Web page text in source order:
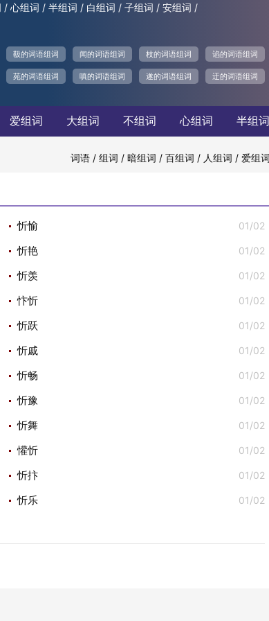
/ 心组词 / 半组词 / 白组词 / 子组词 / 安组词 /
靸的词语组词 闻的词语组词 枝的词语组词 谄的词语组词
苑的词语组词 嗔的词语组词 遂的词语组词 迂的词语组词
爱组词 大组词 不组词 心组词 半组词
词语 / 组词 / 暗组词 / 百组词 / 人组词 / 爱组词
01/02
忻愉
01/02
忻艳
01/02
忻羡
01/02
忭忻
01/02
忻跃
01/02
忻戚
01/02
忻畅
01/02
忻豫
01/02
忻舞
01/02
懽忻
01/02
忻抃
01/02
忻乐